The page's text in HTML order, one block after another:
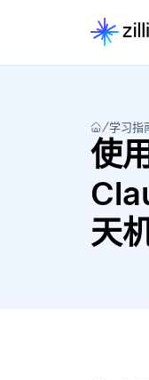
学习指
使
天